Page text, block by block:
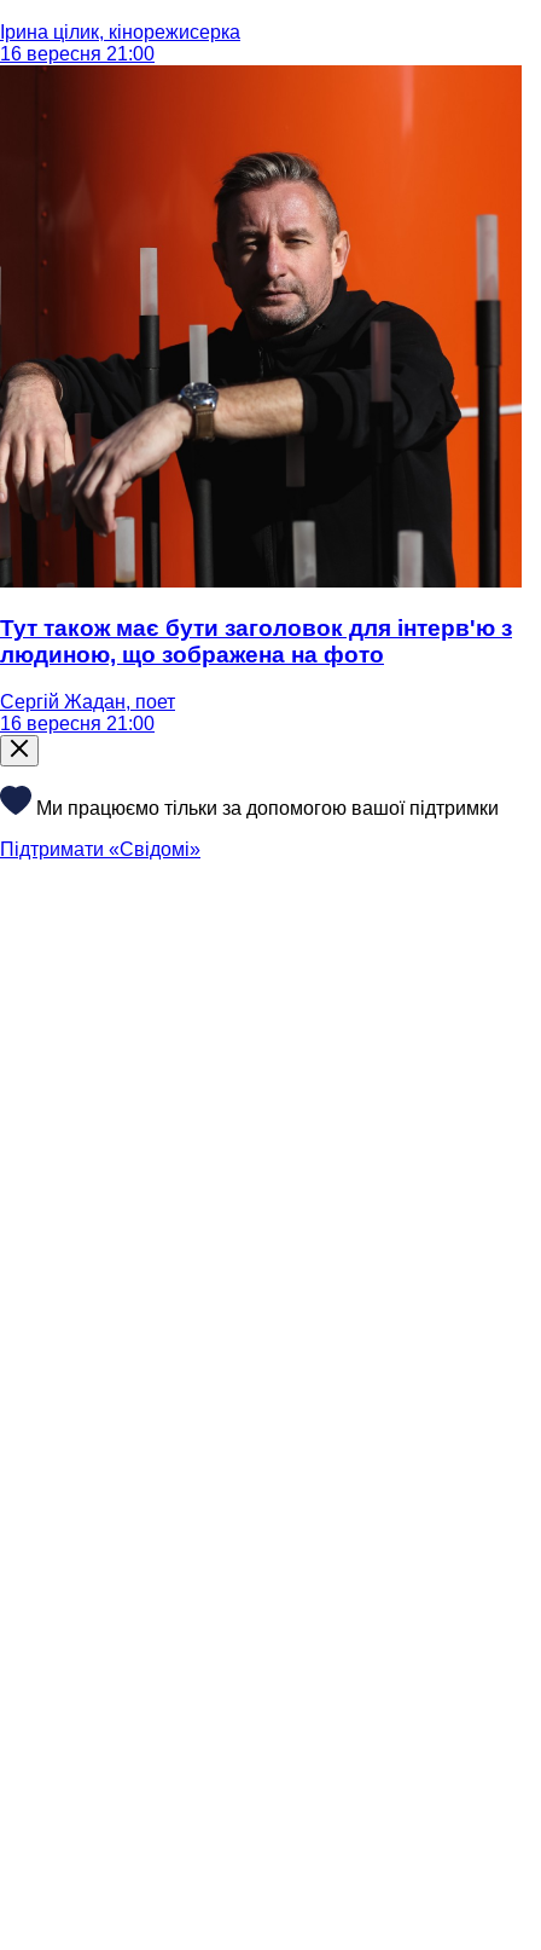
Ірина цілик, кінорежисерка
16 вересня 21:00
Тут також має бути заголовок для інтерв'ю з
людиною, що зображена на фото
Сергій Жадан, поет
16 вересня 21:00
Ми працюємо тільки за допомогою вашої підтримки
Підтримати «Свідомі»